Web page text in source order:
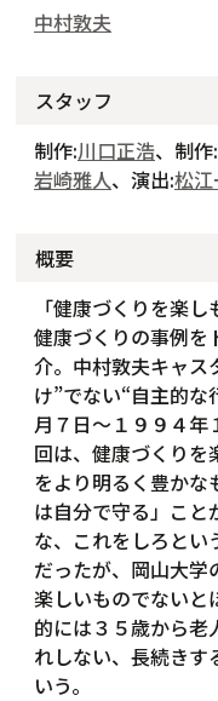
中村敦夫
スタッフ
制作:川口正浩、制作:
岩崎雅人、演出:松
概要
「健康づくりを楽
健康づくりの事例を
介。中村敦夫キャス
け”でない“自主的な
月７日～１９９４
回は、健康づくり
をより明るく豊かな
は自分で守る」こと
な、これをしろと
だったが、岡山大学
楽しいものでないと
的には３５歳から老
れしない、長続きす
いう。